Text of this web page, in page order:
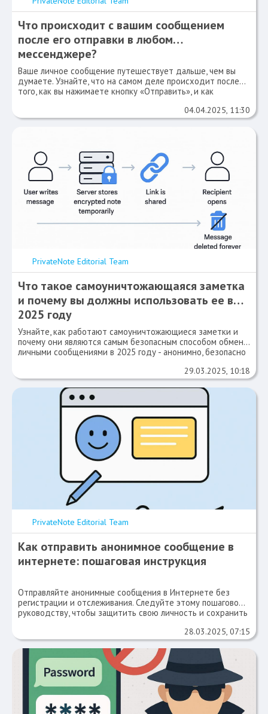
Что происходит с вашим сообщением
после его отправки в любом
мессенджере?
Ваше личное сообщение путешествует дальше, чем вы
думаете. Узнайте, что на самом деле происходит после
того, как вы нажимаете кнопку «Отправить», и как
04.04.2025, 11:30
PrivateNote Editorial Team
Что такое самоуничтожающаяся заметка
и почему вы должны использовать ее в
2025 году
Узнайте, как работают самоуничтожающиеся заметки и
почему они являются самым безопасным способом обмена
личными сообщениями в 2025 году - анонимно, безопасно
29.03.2025, 10:18
PrivateNote Editorial Team
Как отправить анонимное сообщение в
интернете: пошаговая инструкция
Отправляйте анонимные сообщения в Интернете без
регистрации и отслеживания. Следуйте этому пошаговому
руководству, чтобы защитить свою личность и сохранить
28.03.2025, 07:15